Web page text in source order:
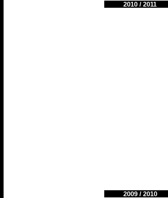
2010 / 2011
2009 / 2010